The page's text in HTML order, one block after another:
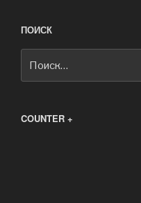
ПОИСК
COUNTER +